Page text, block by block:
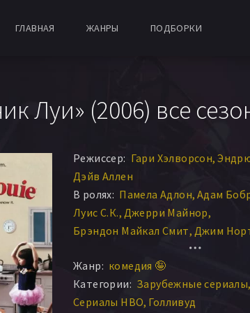
ГЛАВНАЯ ЖАНРЫ ПОДБОРКИ
Луи» (2006) все
Режиссер: Гари Хэлворсон
Дэйв Аллен
В ролях: Памела Адлон Адам
Луис С.К. Джерри Майнор
Брэндон Майкал Смит Джим
Лу Майерс
Пол Раджи Майкл Лосон
Лайн Одумс Роберт Брюэр Джим
Кимберли Хоторн Тодд Бэрри
Жанр: комедия 🤪
Категории: Зарубежные сериалы
Сериалы HBO Голливуд